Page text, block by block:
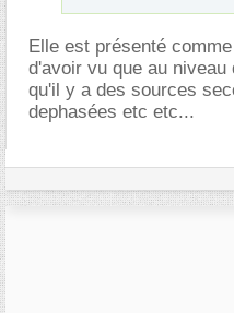
Elle est présenté
d'avoir vu que au
qu'il y a des sources
dephasées etc etc...